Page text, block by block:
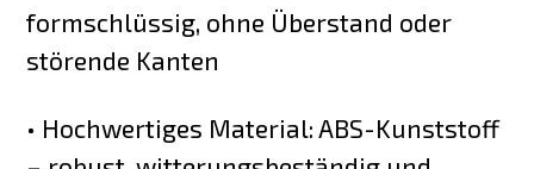
formschlüssig, ohne Überstand oder
störende Kanten
• Hochwertiges Material: ABS-Kunststoff